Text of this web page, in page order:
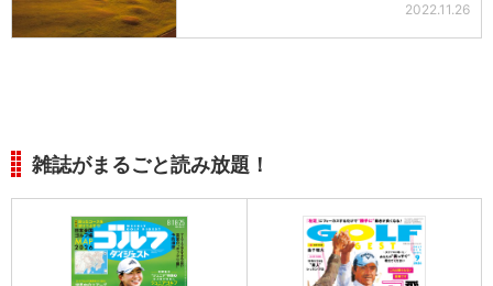
2022.11.26
雑誌がまるごと読み放題！